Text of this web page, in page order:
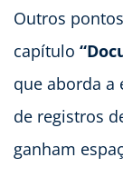
Outros
capítulo
que aborda a
de registros
ganham